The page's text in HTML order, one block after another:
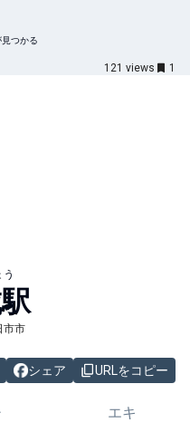
つかる
121 views 1
駅
市市
シェア URLをコピー
エキ